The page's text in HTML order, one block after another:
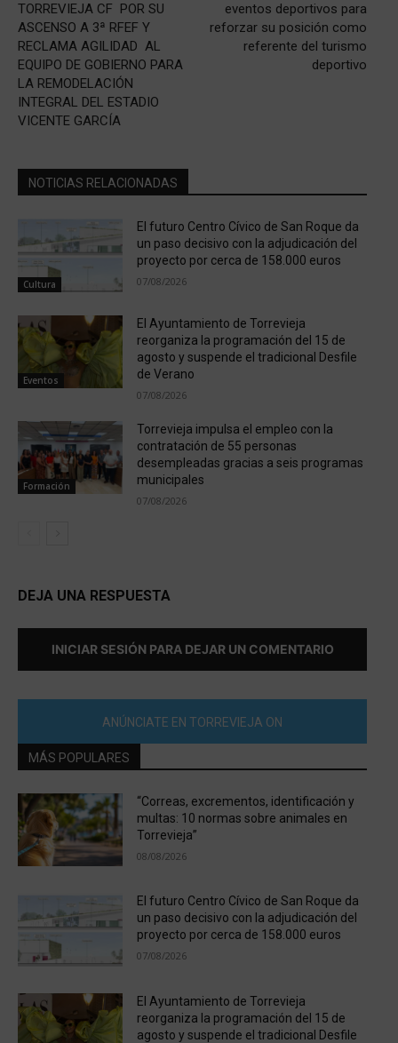
TORREVIEJA CF POR SU
ASCENSO A 3ª RFEF Y
RECLAMA AGILIDAD AL
EQUIPO DE GOBIERNO PARA
LA REMODELACIÓN
INTEGRAL DEL ESTADIO
VICENTE GARCÍA
eventos deportivos para
reforzar su posición como
referente del turismo
deportivo
NOTICIAS RELACIONADAS
Cultura
El futuro Centro Cívico de San Roque da
un paso decisivo con la adjudicación del
proyecto por cerca de 158.000 euros
07/08/2026
Eventos
El Ayuntamiento de Torrevieja
reorganiza la programación del 15 de
agosto y suspende el tradicional Desfile
de Verano
07/08/2026
Formación
Torrevieja impulsa el empleo con la
contratación de 55 personas
desempleadas gracias a seis programas
municipales
07/08/2026
DEJA UNA RESPUESTA
INICIAR SESIÓN PARA DEJAR UN COMENTARIO
ANÚNCIATE EN TORREVIEJA ON
MÁS POPULARES
“Correas, excrementos, identificación y
multas: 10 normas sobre animales en
Torrevieja”
08/08/2026
El futuro Centro Cívico de San Roque da
un paso decisivo con la adjudicación del
proyecto por cerca de 158.000 euros
07/08/2026
El Ayuntamiento de Torrevieja
reorganiza la programación del 15 de
agosto y suspende el tradicional Desfile